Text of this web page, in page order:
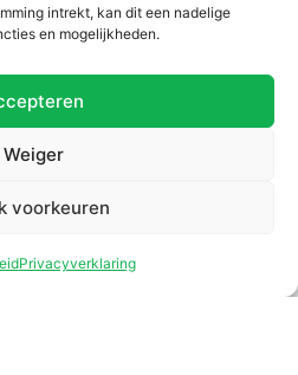
intrekt, kan dit een nadelige
en mogelijkheden.
Weiger
voorkeuren
Privacyverklaring
PIT Actief is CRKBO-
geregistreerd